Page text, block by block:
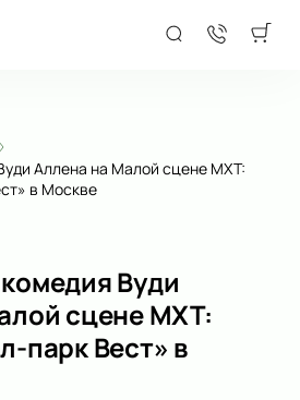
Аллена на Малой сцене МХТ:
в Москве
Вуди
сцене МХТ:
парк Вест» в